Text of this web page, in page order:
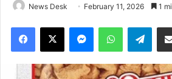
News Desk February 11, 2026 1
Facebook
X MessengerWhatsApp